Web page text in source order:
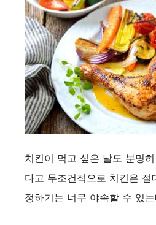
o
치킨이 먹고 싶은 날도 분명
다고 무조건적으로 치킨은 절
정하기는 너무 야속할 수 있